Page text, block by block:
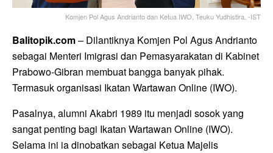
Komjen Pol Agus Andrianto dan Ketua IWO, Teuku Yudhistira. -IST
Balitopik.com– Dilantiknya Komjen Pol Agus Andrianto
sebagai Menteri Imigrasi dan Pemasyarakatan di Kabinet
Prabowo-Gibran membuat bangga banyak pihak.
Termasuk organisasi Ikatan Wartawan Online (IWO).
Pasalnya, alumni Akabri 1989 itu menjadi sosok yang
sangat penting bagi Ikatan Wartawan Online (IWO).
Selama ini ia dinobatkan sebagai Ketua Majelis